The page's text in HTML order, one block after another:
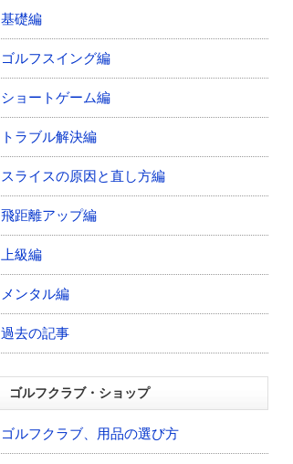
基礎編
ゴルフスイング編
ショートゲーム編
トラブル解決編
スライスの原因と直し方編
飛距離アップ編
上級編
メンタル編
過去の記事
ゴルフクラブ・ショップ
ゴルフクラブ、用品の選び方